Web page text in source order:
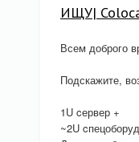
ИЩУ|
Всем доброго
Подскажите,
1U cервер +
~2U